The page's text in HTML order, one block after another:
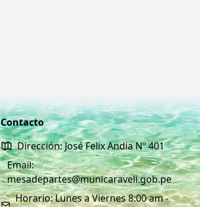
Contacto
Dirección: José Felix Andia Nº 401
Email:
mesadepartes@municaraveli.gob.pe
Horario: Lunes a Viernes 8:00 am -